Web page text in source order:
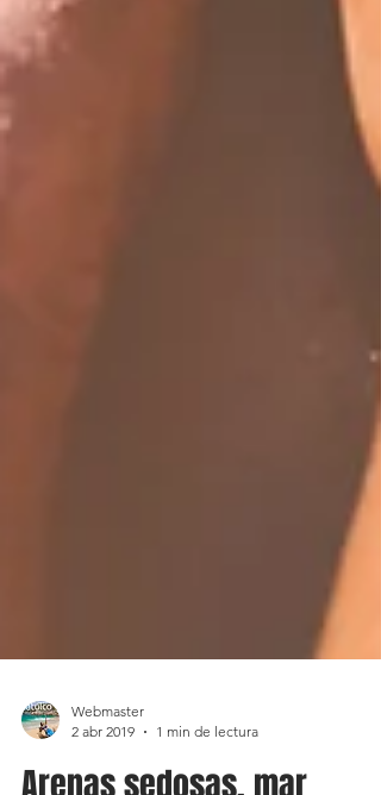
2 abr 2019
1 min de lectura